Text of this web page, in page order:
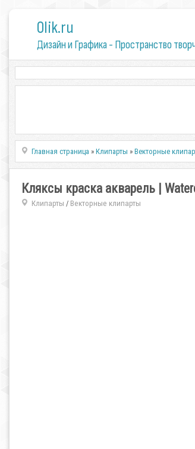
0lik.ru
Дизайн и Графика - Пространство
Главная страница »Клипарты »Векторные
Кляксы краска акварель |
Клипарты / Векторные клипарты